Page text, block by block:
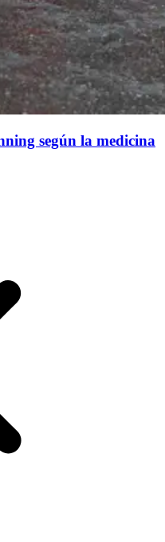
según la medicina